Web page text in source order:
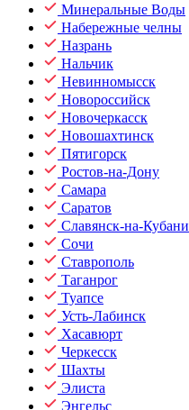
Минеральные Воды
Набережные челны
Назрань
Нальчик
Невинномысск
Новороссийск
Новочеркасск
Новошахтинск
Пятигорск
Ростов-на-Дону
Самара
Саратов
Славянск-на-Кубани
Сочи
Ставрополь
Таганрог
Туапсе
Усть-Лабинск
Хасавюрт
Черкесск
Шахты
Элиста
Энгельс